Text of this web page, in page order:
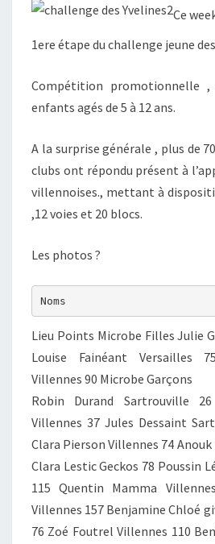
Ce
1ere étape du challenge jeune
Compétition promotionnelle ,
enfants agés de 5 à 12 ans.
A la surprise générale , plus de
clubs ont répondu présent à
villennoises., mettant à
,12 voies et 20 blocs.
Les photos ?
Lieu Points Microbe Filles Julie
Louise Fainéant Versailles
Villennes 90 Microbe Garçons
Robin Durand Sartrouville
Villennes 37 Jules Dessaint
Clara Pierson Villennes 74
Clara Lestic Geckos 78 Poussin
115 Quentin Mamma
Villennes 157 Benjamine Chloé
76 Zoé Foutrel Villennes 110